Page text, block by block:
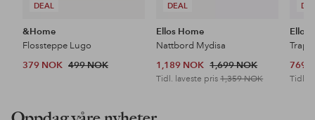
DEAL
&Home
Flossteppe Lugo
379 NOK 499 NOK
DEAL
Ellos Home
Nattbord Mydisa
1,189 NOK 1,699 NOK
Tidl. laveste pris1,359 NOK
Ellos
769
Tidl.